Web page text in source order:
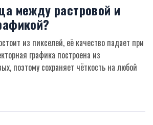
между растровой и
из пикселей, её качество падает при
графика построена из
поэтому сохраняет чёткость на любой